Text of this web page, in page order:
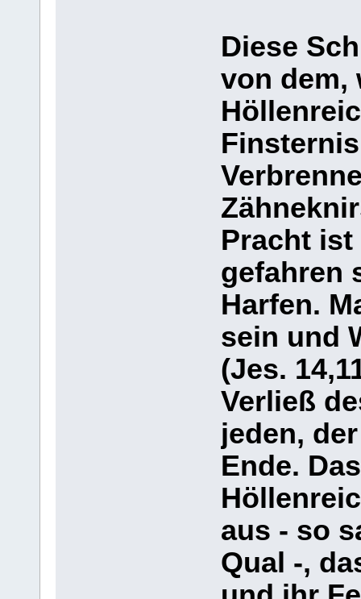
Diese
von dem,
Pracht
gefahren
Harfen.
sein und
(Jes.
Verließ
jeden,
Ende.
aus - so
Qual -,